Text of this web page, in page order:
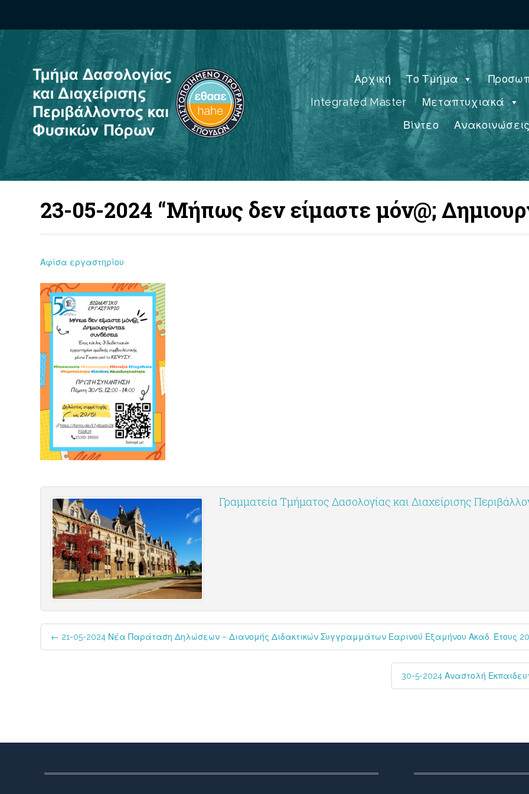
Αρχική Το Τμήμα
Integrated Master
Μεταπτυχιακά
Βίντεο
23-05-2024 “Μήπως δεν είμαστε μόν@;
Αφίσα εργαστηρίου
Γραμματεία Τμήματος Δασολογίας και Διαχείρισης
Post
navigation
← 21-05-2024 Νέα Παράταση Δηλώσεων – Διανομής Διδακτικών Συγγραμμάτων Εαρινού Εξαμήνου Ακαδ. Έτους
30-5-2024 Αναστολή